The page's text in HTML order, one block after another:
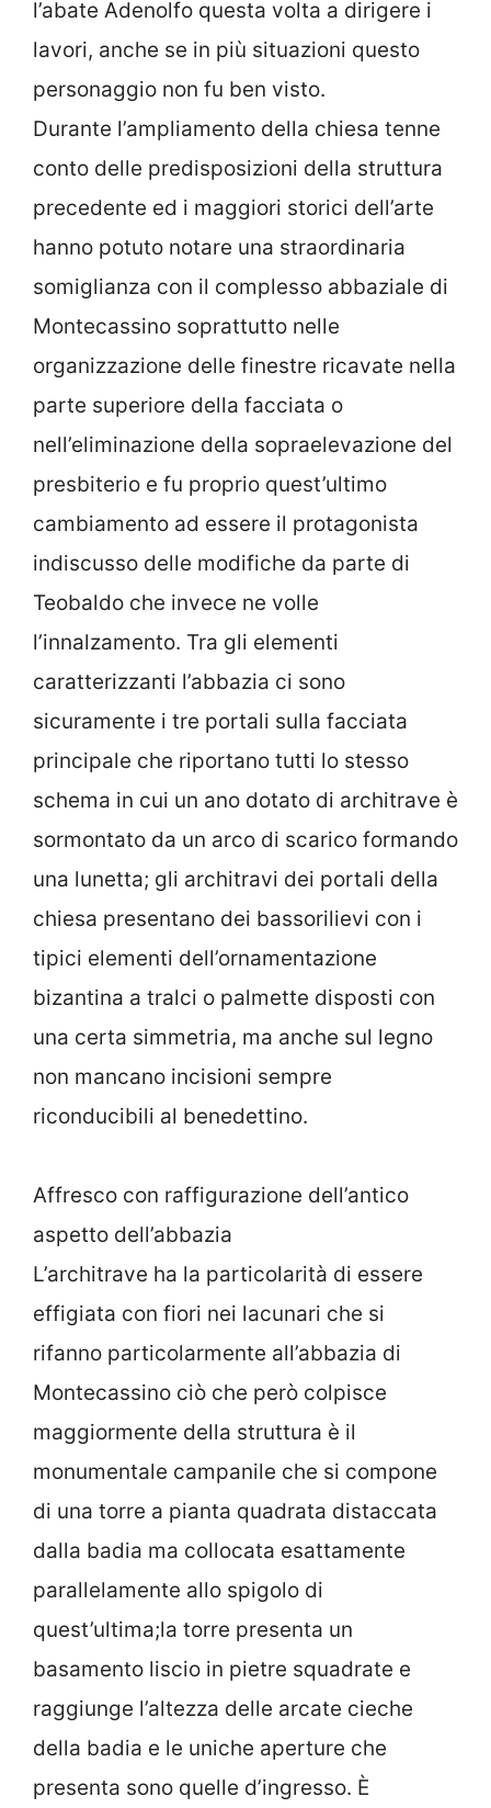
l’abate Adenolfo questa volta a dirigere i
lavori, anche se in più situazioni questo
personaggio non fu ben visto.
Durante l’ampliamento della chiesa tenne
conto delle predisposizioni della struttura
precedente ed i maggiori storici dell’arte
hanno potuto notare una straordinaria
somiglianza con il complesso abbaziale di
Montecassino soprattutto nelle
organizzazione delle finestre ricavate nella
parte superiore della facciata o
nell’eliminazione della sopraelevazione del
presbiterio e fu proprio quest’ultimo
cambiamento ad essere il protagonista
indiscusso delle modifiche da parte di
Teobaldo che invece ne volle
l’innalzamento. Tra gli elementi
caratterizzanti l’abbazia ci sono
sicuramente i tre portali sulla facciata
principale che riportano tutti lo stesso
schema in cui un ano dotato di architrave è
sormontato da un arco di scarico formando
una lunetta; gli architravi dei portali della
chiesa presentano dei bassorilievi con i
tipici elementi dell’ornamentazione
bizantina a tralci o palmette disposti con
una certa simmetria, ma anche sul legno
non mancano incisioni sempre
riconducibili al benedettino.
Affresco con raffigurazione dell’antico
aspetto dell’abbazia
L’architrave ha la particolarità di essere
effigiata con fiori nei lacunari che si
rifanno particolarmente all’abbazia di
Montecassino ciò che però colpisce
maggiormente della struttura è il
monumentale campanile che si compone
di una torre a pianta quadrata distaccata
dalla badia ma collocata esattamente
parallelamente allo spigolo di
quest’ultima;la torre presenta un
basamento liscio in pietre squadrate e
raggiunge l’altezza delle arcate cieche
della badia e le uniche aperture che
presenta sono quelle d’ingresso. È